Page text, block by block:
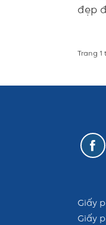
đẹp
Trang 1
Giấy
Giấy